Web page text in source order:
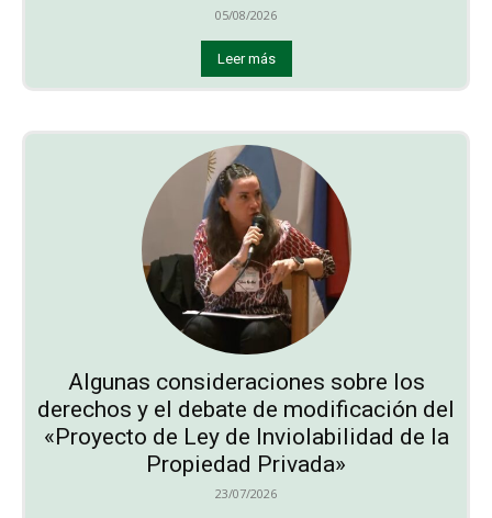
05/08/2026
Leer más
Algunas consideraciones sobre los
derechos y el debate de modificación del
«Proyecto de Ley de Inviolabilidad de la
Propiedad Privada»
23/07/2026